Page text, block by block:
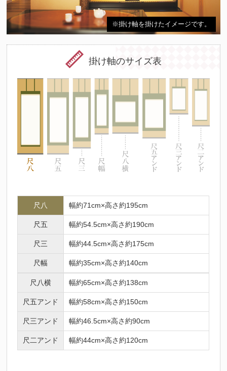
※掛け軸を掛けたイメージです。
掛け軸のサイズ表
尺八 幅約71cm×高さ約195cm
尺五 幅約54.5cm×高さ約190cm
尺三 幅約44.5cm×高さ約175cm
尺幅 幅約35cm×高さ約140cm
尺八横 幅約65cm×高さ約138cm
尺五アンド 幅約58cm×高さ約150cm
尺三アンド 幅約46.5cm×高さ約90cm
尺二アンド 幅約44cm×高さ約120cm